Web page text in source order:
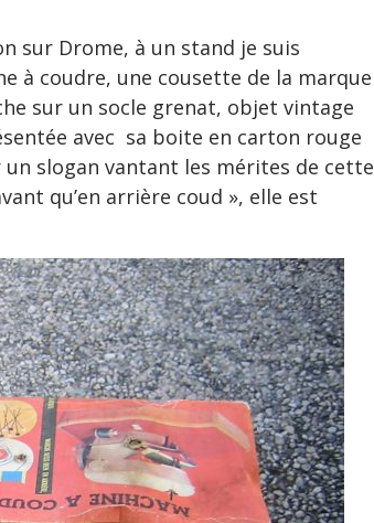
sur Drome, à un stand je suis
à coudre, une cousette de la marque
sur un socle grenat, objet vintage
avec sa boite en carton rouge
slogan vantant les mérites de cette
qu’en arrière coud », elle est